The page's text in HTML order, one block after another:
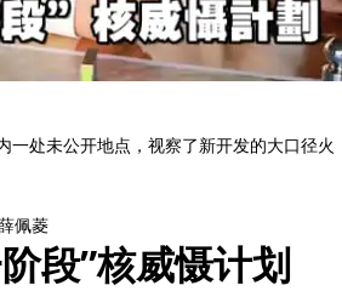
处未公开地点，视察了新开发的大口径火
佩菱
段”核威慑计划